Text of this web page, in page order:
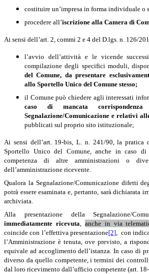
costituire un’impresa in forma individuale o
procedere all’iscrizione alla Camera di
Ai sensi dell’art. 2, commi 2 e 4 del D.lgs. n. 126/
l’avvio dell’attività e le vicende
compilazione degli specifici moduli,
del Comune, da presentare
allo Sportello Unico del Comune stesso;
il Comune può chiedere agli interessati
caso di mancata
Segnalazione/Comunicazione e relativi
pubblicati sul proprio sito istituzionale;
Ai sensi dell’art. 19-bis, L. n. 241/90, la pratica
Sportello Unico del Comune, anche in caso di
competenza di altre amministrazioni o
dell’amministrazione ricevente.
Qualora la Segnalazione/Comunicazione difetti
potrà essere esaminata e, pertanto, sarà dichiarata
archiviata.
Alla presentazione della Segnalazione/
immediatamente ricevuta, anche in via
coincide con l’effettiva presentazione[2], con
l’Amministrazione è tenuta, ove previsto, a
equivale ad accoglimento dell’istanza. In caso di
diverso da quello competente, i termini dei
dal loro ricevimento dall’ufficio competente (art.